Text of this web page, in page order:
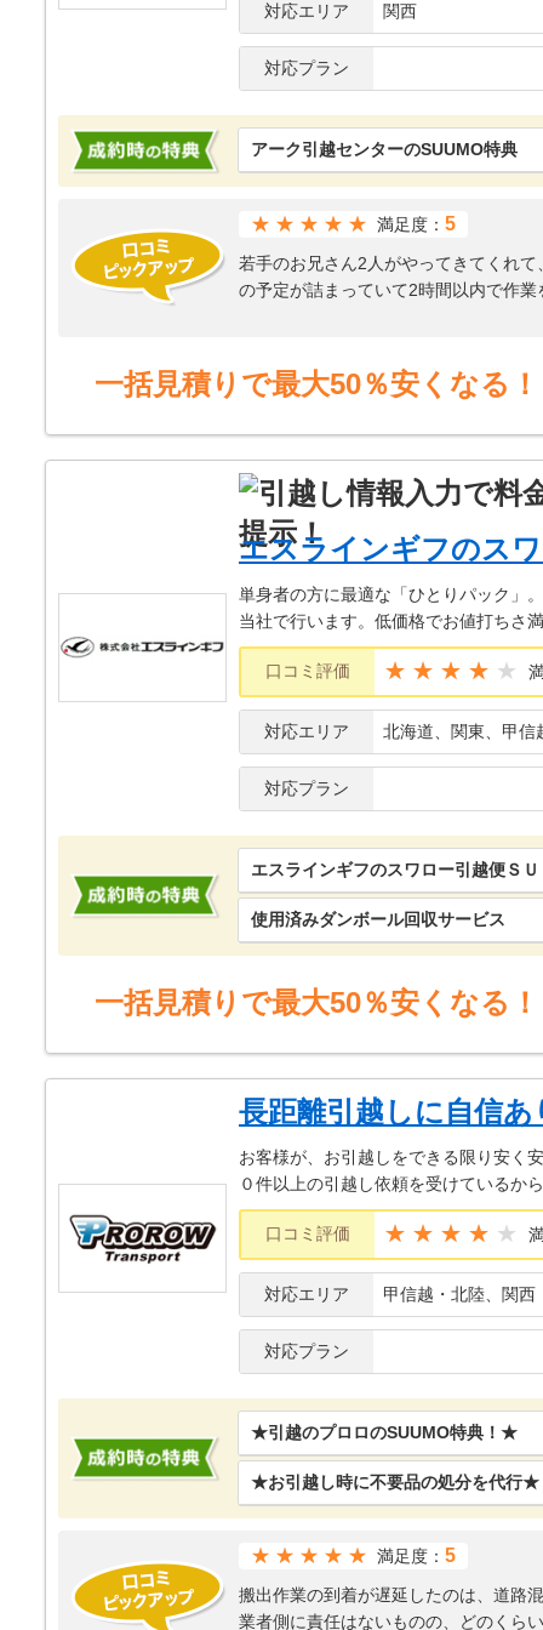
対応エリア 関西
対応プラン
アーク引越センターのSUUMO特典
★★★★★ 満足度： 5
若手のお兄さん2人がやってきてくれ
の予定が詰まっていて2時間以内で作
後々ベットをこっちにしたいなどの
あり10万はかかる。価格競争が激し
一括見積りで最大50％安くなる！
エスラインギフのス
単身者の方に最適な「ひとりパック」
当社で行います。低価格でお値打ちさ
口コミ評価 ★★★★
対応エリア 北海道、関東、甲信
対応プラン
エスラインギフのスワロー引越便Ｓ
使用済みダンボール回収サービス
一括見積りで最大50％安くなる！
長距離引越しに自信
お客様が、お引越しをできる限り安く
０件以上の引越し依頼を受けているか
口コミ評価 ★★★★
対応エリア 甲信越・北陸、関西
対応プラン
★引越のプロロのSUUMO特典！★
★お引越し時に不要品の処分を代行★
★★★★★ 満足度： 5
搬出作業の到着が遅延したのは、道路
業者側に責任はないものの、どのくら